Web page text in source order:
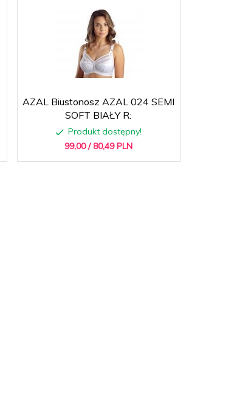
AZAL Biustonosz AZAL 024 SEMI
SOFT BIAŁY R:
Produkt dostępny!
99,00 / 80,49 PLN